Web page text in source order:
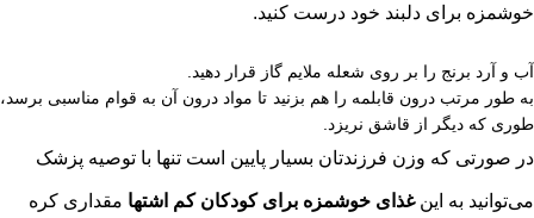
خوشمزه برای دلبند خود درست کنید.
آب و آرد برنج را بر روی شعله ملایم گاز قرار دهید.
به طور مرتب درون قابلمه را هم بزنید تا مواد درون آن به قوام مناسبی برسد،
طوری که دیگر از قاشق نریزد.
در صورتی که وزن فرزندتان بسیار پایین است تنها با توصیه پزشک
می‌توانید به اینغذای خوشمزه برای کودکان کم اشتها مقداری کره